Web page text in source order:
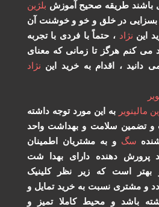
باشند طریقه صحیح آموزش بلژین
بسزایی در خلق و خو و خوشنت آن
این نژاد ، حتماً با فردی با تجربه
می کنم هرگز تا زمانی که معنای
دانید ، اقدام به خرید این نژاد
مالینویر به این مورد توجه داشته
تضمین سلامت و بهداشت واحد
سگ و به مشتریان اطمینان
پرورش دهنده دارای بهدا شت
بهتر است که زیر نظر کلینیک
و مشتری نسبت به خرید تمایل و
باشد و محیط کاملا تمیز و